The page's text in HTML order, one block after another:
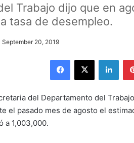
Trabajo dijo que en
tasa de desempleo.
September 20, 2019
Facebook
X
del Departamento del
el pasado mes de agosto el
a 1,003,000.